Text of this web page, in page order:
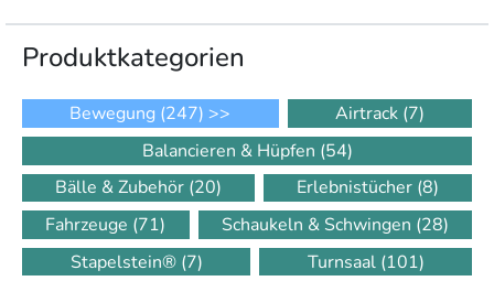
Produkt­kategorien
Bewegung (247) >> Airtrack (7)
Balancieren & Hüpfen (54)
Bälle & Zubehör (20) Erlebnistücher (8)
Fahrzeuge (71) Schaukeln & Schwingen (28)
Stapelstein® (7) Turnsaal (101)